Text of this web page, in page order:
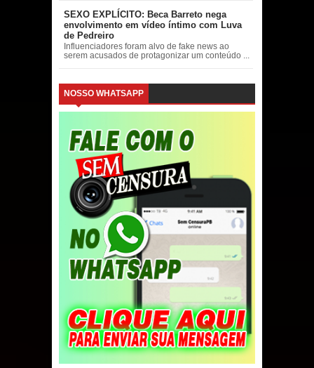
SEXO EXPLÍCITO: Beca Barreto nega
envolvimento em vídeo íntimo com Luva
de Pedreiro
Influenciadores foram alvo de fake news ao
serem acusados de protagonizar um conteúdo ...
NOSSO WHATSAPP